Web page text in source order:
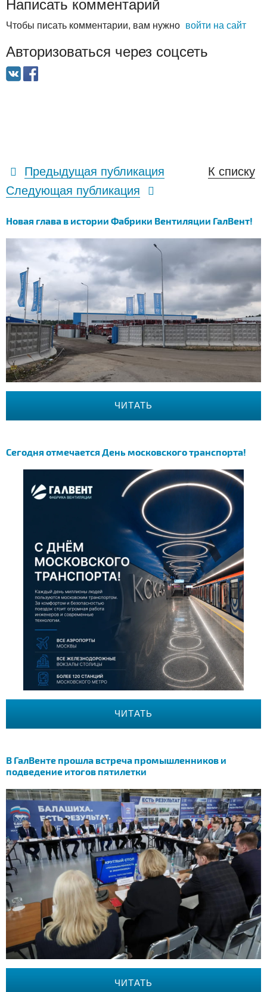
Написать комментарий
Чтобы писать комментарии, вам нужно войти на сайт
Авторизоваться через соцсеть
Предыдущая публикация
К списку
Следующая публикация
Новая глава в истории Фабрики Вентиляции ГалВент!
ЧИТАТЬ
Сегодня отмечается День московского транспорта!
ЧИТАТЬ
В ГалВенте прошла встреча промышленников и
подведение итогов пятилетки
ЧИТАТЬ